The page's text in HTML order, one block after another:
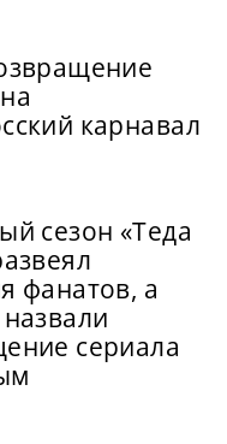
карнавал
сезон «Теда
фанатов, а
сериала